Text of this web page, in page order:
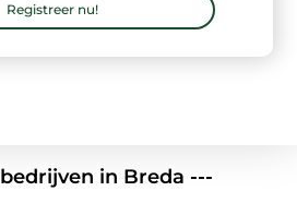
Registreer nu!
in Breda ---